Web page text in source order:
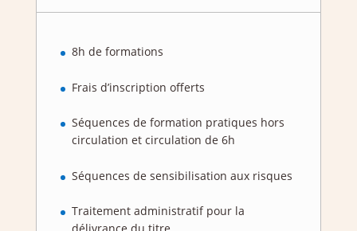
8h de formations
Frais d’inscription offerts
Séquences de formation pratiques hors
circulation et circulation de 6h
Séquences de sensibilisation aux risques
Traitement administratif pour la